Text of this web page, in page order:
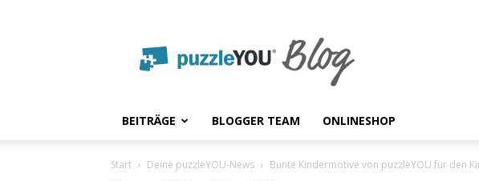
Blog
BEITRÄGE BLOGGER TEAM ONLINESHOP
Start Deine puzzleYOU-News Bunte Kindermotive von puzzleYOU für den